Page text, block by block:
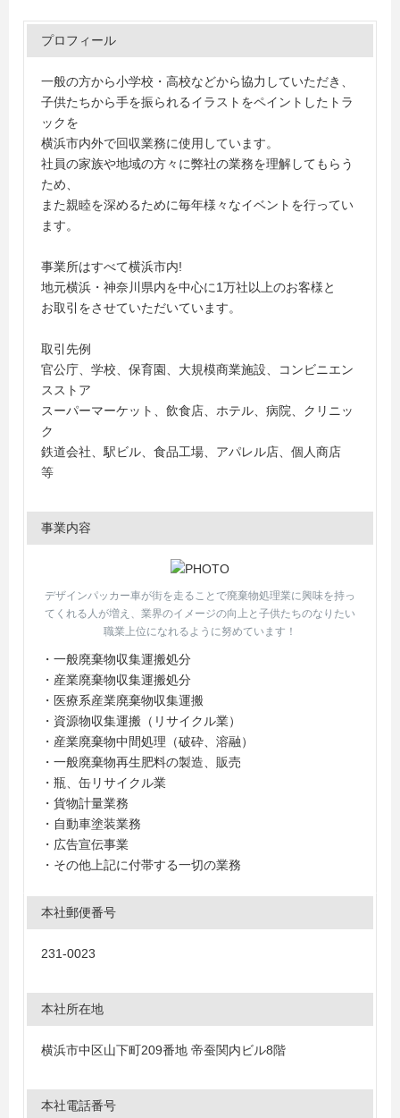
プロフィール
一般の方から小学校・高校などから協力していただき、
子供たちから手を振られるイラストをペイントしたトラ
ックを
横浜市内外で回収業務に使用しています。
社員の家族や地域の方々に弊社の業務を理解してもらう
ため、
また親睦を深めるために毎年様々なイベントを行ってい
ます。
事業所はすべて横浜市内!
地元横浜・神奈川県内を中心に1万社以上のお客様と
お取引をさせていただいています。
取引先例
官公庁、学校、保育園、大規模商業施設、コンビニエン
スストア
スーパーマーケット、飲食店、ホテル、病院、クリニッ
ク
鉄道会社、駅ビル、食品工場、アパレル店、個人商店
等
事業内容
デザインパッカー車が街を走ることで廃棄物処理業に興味を持っ
てくれる人が増え、業界のイメージの向上と子供たちのなりたい
職業上位になれるように努めています！
・一般廃棄物収集運搬処分
・産業廃棄物収集運搬処分
・医療系産業廃棄物収集運搬
・資源物収集運搬（リサイクル業）
・産業廃棄物中間処理（破砕、溶融）
・一般廃棄物再生肥料の製造、販売
・瓶、缶リサイクル業
・貨物計量業務
・自動車塗装業務
・広告宣伝事業
・その他上記に付帯する一切の業務
本社郵便番号
231-0023
本社所在地
横浜市中区山下町209番地 帝蚕関内ビル8階
本社電話番号